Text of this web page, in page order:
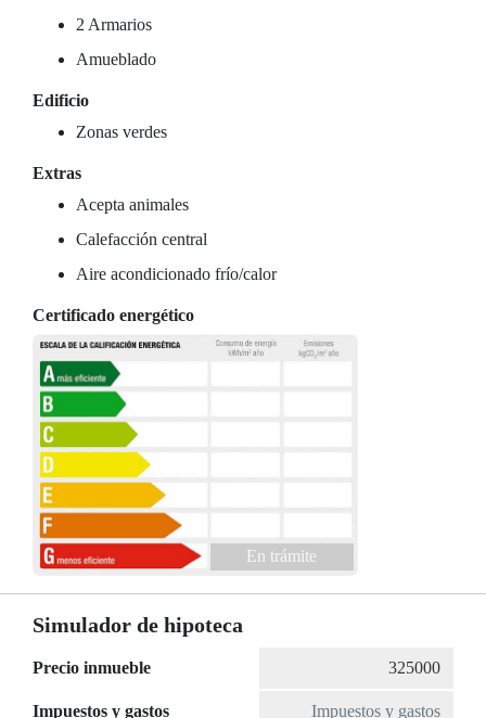
2 Armarios
Amueblado
Edificio
Zonas verdes
Extras
Acepta animales
Calefacción central
Aire acondicionado frío/calor
Certificado energético
En trámite
Simulador de hipoteca
Precio inmueble
Impuestos y gastos